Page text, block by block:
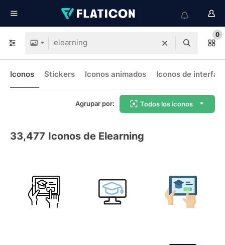
0
Iconos Stickers Iconos animados Iconos de interfaz
Agrupar por: Todos los iconos
33,477 Iconos de Elearning